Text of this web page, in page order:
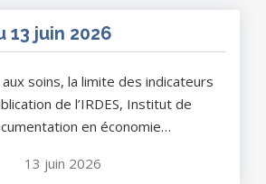
13 juin 2026
soins, la limite des indicateurs
de l’IRDES, Institut de
en économie…
13 juin 2026